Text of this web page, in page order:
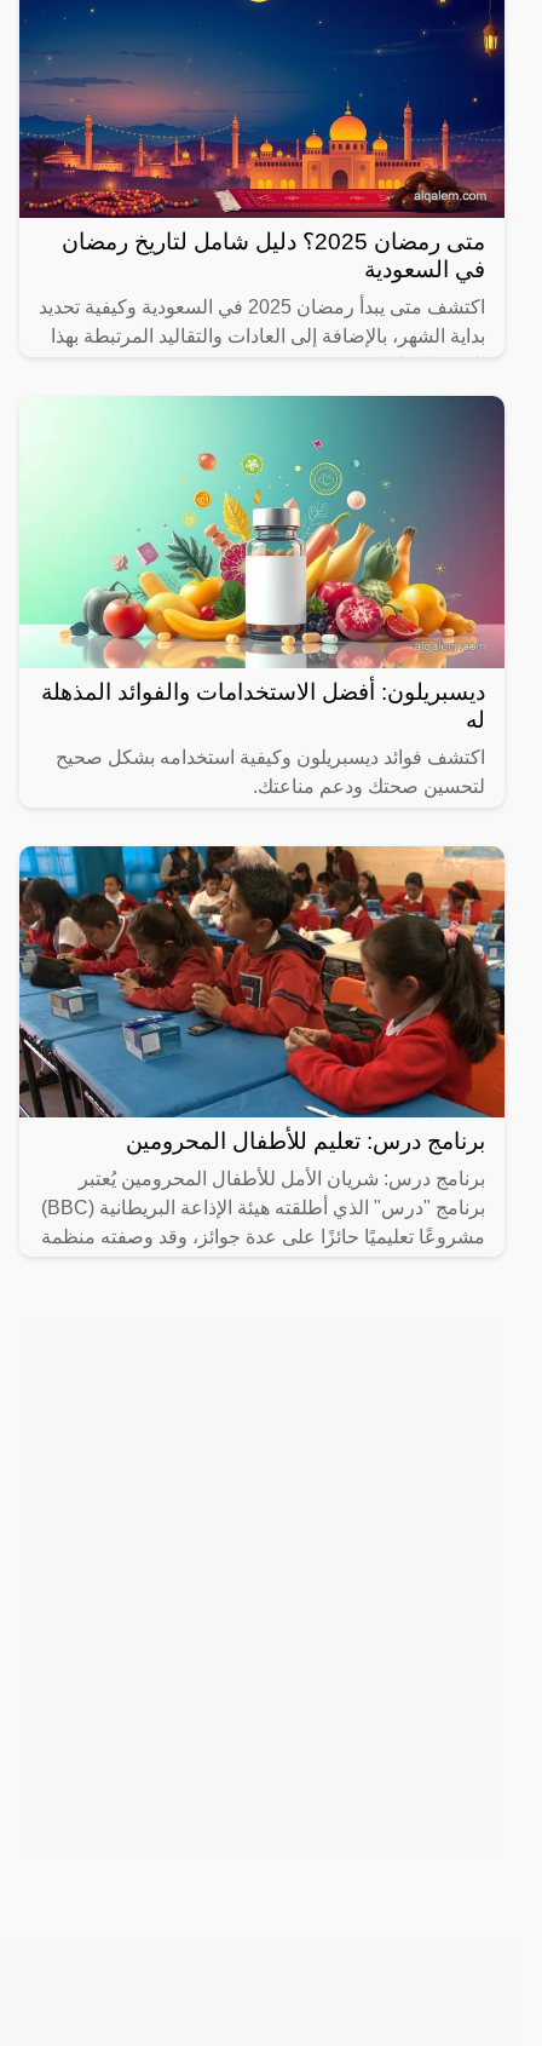
متى رمضان 2025؟ دليل شامل لتاريخ رمضان
في السعودية
اكتشف متى يبدأ رمضان 2025 في السعودية وكيفية تحديد
بداية الشهر، بالإضافة إلى العادات والتقاليد المرتبطة بهذا
ديسبريلون: أفضل الاستخدامات والفوائد المذهلة
له
اكتشف فوائد ديسبريلون وكيفية استخدامه بشكل صحيح
لتحسين صحتك ودعم مناعتك.
برنامج درس: تعليم للأطفال المحرومين
برنامج درس: شريان الأمل للأطفال المحرومين يُعتبر
برنامج "درس" الذي أطلقته هيئة الإذاعة البريطانية (BBC)
مشروعًا تعليميًا حائزًا على عدة جوائز، وقد وصفته منظمة